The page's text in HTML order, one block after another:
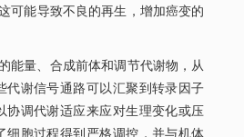
可能导致不良的再生，增加癌变的
能量、合成前体和调节代谢物，从
代谢信号通路可以汇聚到转录因子
协调代谢适应来应对生理变化或压